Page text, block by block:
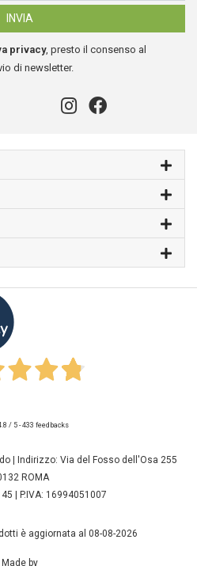
privacy, presto il consenso al
di newsletter.
| Indirizzo: Via del Fosso dell'Osa 255
ROMA
| P.IVA: 16994051007
è aggiornata al 08-08-2026
/ 5 -433 feedbacks
Made by